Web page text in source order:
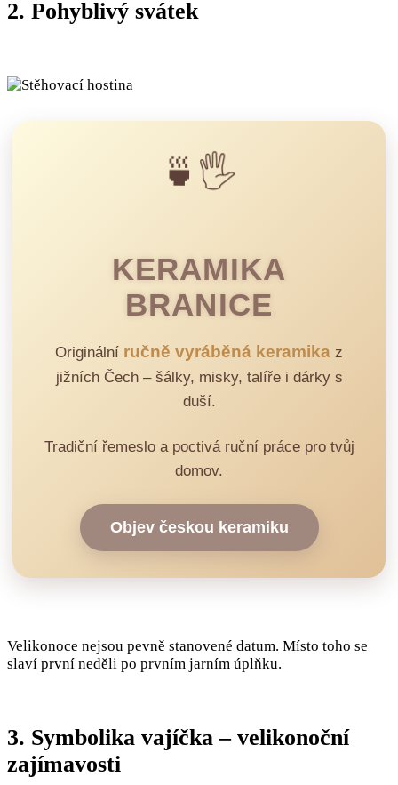
2. Pohyblivý svátek
🍵🖐️
KERAMIKA
BRANICE
Originální ručně vyráběná keramika z
jižních Čech – šálky, misky, talíře i dárky s
duší.
Tradiční řemeslo a poctivá ruční práce pro tvůj
domov.
Objev českou keramiku
Velikonoce nejsou pevně stanovené datum. Místo toho se
slaví první neděli po prvním jarním úplňku.
3. Symbolika vajíčka – velikonoční
zajímavosti